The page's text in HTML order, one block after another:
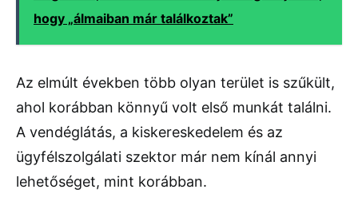
hogy „álmaiban már találkoztak”
Az elmúlt években több olyan terület is szűkült,
ahol korábban könnyű volt első munkát találni.
A vendéglátás, a kiskereskedelem és az
ügyfélszolgálati szektor már nem kínál annyi
lehetőséget, mint korábban.